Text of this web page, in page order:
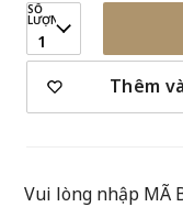
SỐ
LƯỢNG
1
Thêm
Vui lòng nhập MÃ